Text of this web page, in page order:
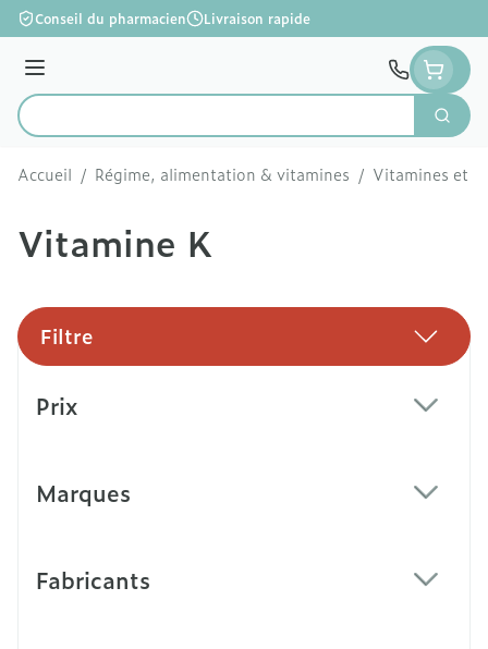
Aller au contenu
Conseil du pharmacien Livraison rapide
Menu
Rechercher
Accueil / Régime, alimentation & vitamines / Vitamines et
Vitamine K
Filtre
Prix
Marques
Fabricants